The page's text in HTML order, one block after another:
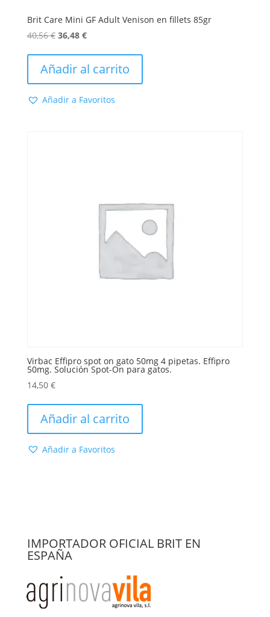
Brit Care Mini GF Adult Venison en fillets 85gr
40,56€ El
original
era:
36,48 €El
actual
es:
Añadir al carrito
Añadir a Favoritos
Virbac Effipro spot on gato 50mg 4 pipetas. Effipro
50mg. Solución Spot-On para gatos.
14,50 €
Añadir al carrito
Añadir a Favoritos
IMPORTADOR OFICIAL BRIT EN
ESPAÑA